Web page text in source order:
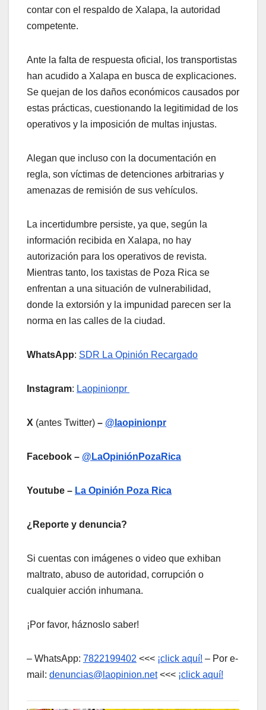
contar con el respaldo de Xalapa, la autoridad
competente.
Ante la falta de respuesta oficial, los transportistas
han acudido a Xalapa en busca de explicaciones.
Se quejan de los daños económicos causados por
estas prácticas, cuestionando la legitimidad de los
operativos y la imposición de multas injustas.
Alegan que incluso con la documentación en
regla, son víctimas de detenciones arbitrarias y
amenazas de remisión de sus vehículos.
La incertidumbre persiste, ya que, según la
información recibida en Xalapa, no hay
autorización para los operativos de revista.
Mientras tanto, los taxistas de Poza Rica se
enfrentan a una situación de vulnerabilidad,
donde la extorsión y la impunidad parecen ser la
norma en las calles de la ciudad.
WhatsApp: SDR La Opinión Recargado
Instagram: Laopinionpr
X (antes Twitter) – @laopinionpr
Facebook – @LaOpiniónPozaRica
Youtube – La Opinión Poza Rica
¿Reporte y denuncia?
Si cuentas con imágenes o video que exhiban
maltrato, abuso de autoridad, corrupción o
cualquier acción inhumana.
¡Por favor, háznoslo saber!
– WhatsApp: 7822199402 <<< ¡click aquí! – Por e-
mail: denuncias@laopinion.net<<< ¡click aquí!